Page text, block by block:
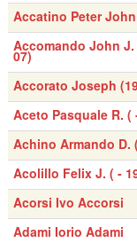
Accatino Peter
Accomando John J.
07)
Accorato Joseph
Aceto Pasquale R. (
Achino Armando D.
Acolillo Felix J. ( -
Acorsi Ivo Accorsi
Adami Iorio Adami